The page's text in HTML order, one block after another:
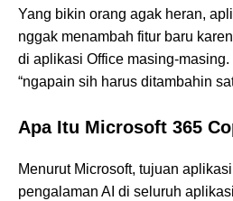
Yang bikin orang agak heran,
nggak menambah fitur baru
di aplikasi Office masing-
“ngapain sih harus ditambahin
Apa Itu Microsoft 365
Menurut Microsoft, tujuan
pengalaman AI di seluruh